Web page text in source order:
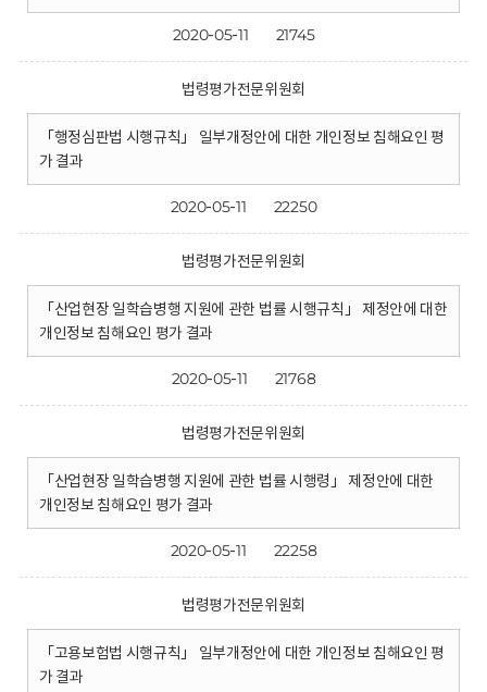
2020-05-11 21745
법령평가전문위원회
「행정심판법 시행규칙」 일부개정안에 대한 개인정보 침해요인 평
가 결과
2020-05-11 22250
법령평가전문위원회
「산업현장 일학습병행 지원에 관한 법률 시행규칙」 제정안에 대한
개인정보 침해요인 평가 결과
2020-05-11 21768
법령평가전문위원회
「산업현장 일학습병행 지원에 관한 법률 시행령」 제정안에 대한
개인정보 침해요인 평가 결과
2020-05-11 22258
법령평가전문위원회
「고용보험법 시행규칙」 일부개정안에 대한 개인정보 침해요인 평
가 결과